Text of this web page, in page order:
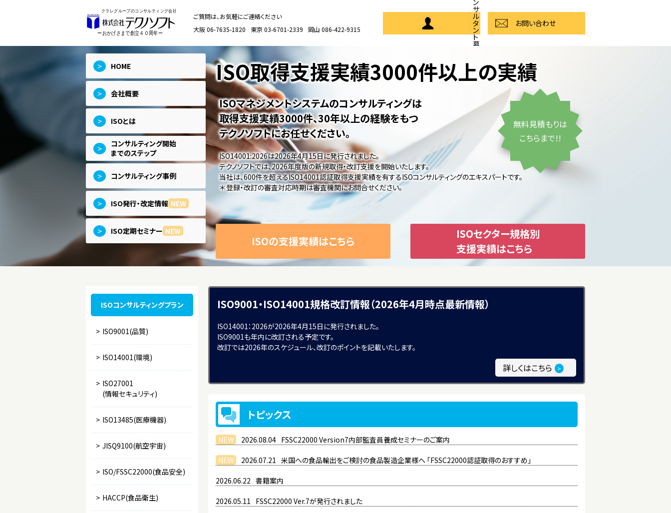
ご質問は、お気軽にご連絡ください
大阪 06-7635-1820
東京 03-6701-2339 岡山 086-422-9315
ン
サ
ル
タ
ン
ト
募
お問い合わせ
> HOME
> 会社概要
> ISOとは
>
コンサルティング開始
までのステップ
> コンサルティング事例
> ISO発行・改定情報 NEW
> ISO定期セミナー NEW
ISO取得支援実績3000件以上の実績
ISOマネジメントシステムのコンサルティングは
取得支援実績3000件、30年以上の経験をもつ
テクノソフトにお任せください。
ISO14001:2026は2026年4月15日に発行されました。
テクノソフトでは、2026年度版の新規取得・改訂支援を開始いたします。
当社は、600件を超えるISO14001認証取得支援実績を有するISOコンサルティングのエキスパートです。
＊ 登録・改訂の審査対応時期は審査機関にお問合せください。
ISOの支援実績はこちら
ISOセクター規格別
支援実績はこちら
無料見積もりは
こちらまで!!
ISOコンサルティングプラン
> ISO9001(品質)
> ISO14001(環境)
> ISO27001
(情報セキュリティ)
> ISO13485(医療機器)
> JISQ9100(航空宇宙)
> ISO/FSSC22000(食品安全)
> HACCP(食品衛生)
ISO9001・ISO14001規格改訂情報（2026年4月時点最新情報）
ISO14001：2026が2026年4月15日に発行されました。
ISO9001も年内に改訂される予定です。
改訂では2026年のスケジュール、改訂のポイントを記載いたします。
詳しくはこちら >
トピックス
NEW 2026.08.04 FSSC22000 Version7内部監査員養成セミナーのご案内
NEW 2026.07.21 米国への食品輸出をご検討の食品製造企業様へ 「FSSC22000認証取得のおすすめ」
2026.06.22 書籍案内
2026.05.11 FSSC22000 Ver.7が発行されました